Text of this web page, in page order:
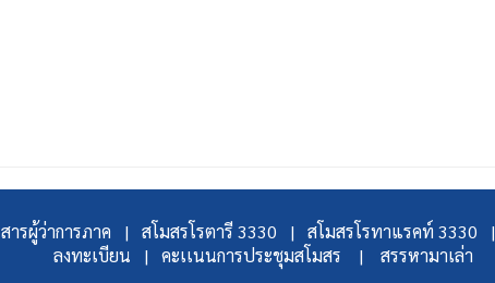
สารผู้ว่าการภาค | สโมสรโรตารี 3330 | สโมสรโรทาแรคท์ 3330 |
ลงทะเบียน |
คะเเนนการประชุมสโมสร | สรรหามาเล่า